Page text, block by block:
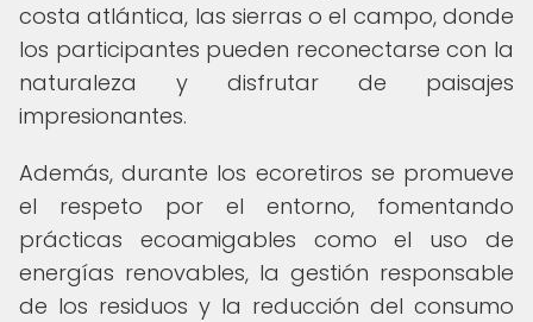
costa atlántica, las sierras o el campo, donde
los participantes pueden reconectarse con la
naturaleza y disfrutar de paisajes
impresionantes.
Además, durante los ecoretiros se promueve
el respeto por el entorno, fomentando
prácticas ecoamigables como el uso de
energías renovables, la gestión responsable
de los residuos y la reducción del consumo